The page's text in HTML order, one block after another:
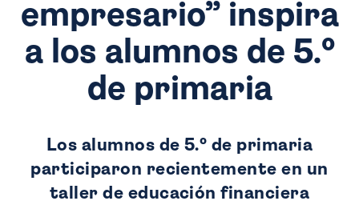
empresario” inspira
a los alumnos de 5.º
de primaria
Los alumnos de 5.º de primaria
participaron recientemente en un
taller de educación financiera